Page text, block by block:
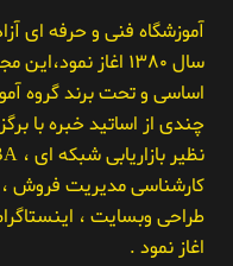
آموزشگاه فنی و حرفه ای
اساسی و تحت برند گروه
چندی از اساتید خبره با
کارشناسی مدیریت فروش ،
طراحی وبسایت ،
اغاز نمود .